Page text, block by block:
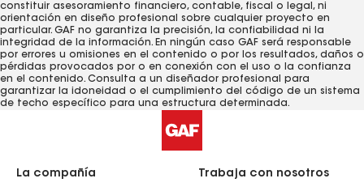
constituir asesoramiento financiero, contable, fiscal o legal, ni
orientación en diseño profesional sobre cualquier proyecto en
particular. GAF no garantiza la precisión, la confiabilidad ni la
integridad de la información. En ningún caso GAF será responsable
por errores u omisiones en el contenido o por los resultados, daños o
pérdidas provocados ​​por o en conexión con el uso o la confianza
en el contenido. Consulta a un diseñador profesional para
garantizar la idoneidad o el cumplimiento del código de un sistema
de techo específico para una estructura determinada.
La compañía Trabaja con nosotros